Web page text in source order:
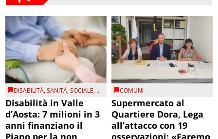
DISABILITÀ,SANITÀ,SOCIALE, ...
Disabilità in Valle
d’Aosta: 7 milioni in 3
anni finanziano il
Piano per la non
COMUNI
Supermercato al
Quartiere Dora, Lega
all’attacco con 19
osservazioni: «Faremo